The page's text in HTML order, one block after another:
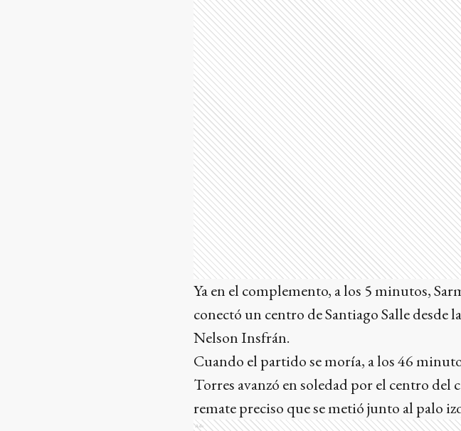
Ya en el complemento, a los 5 minutos,
conectó un centro de Santiago Salle desde
Nelson Insfrán.
Cuando el partido se moría, a los 46
Torres avanzó en soledad por el centro del
remate preciso que se metió junto al palo
Ads